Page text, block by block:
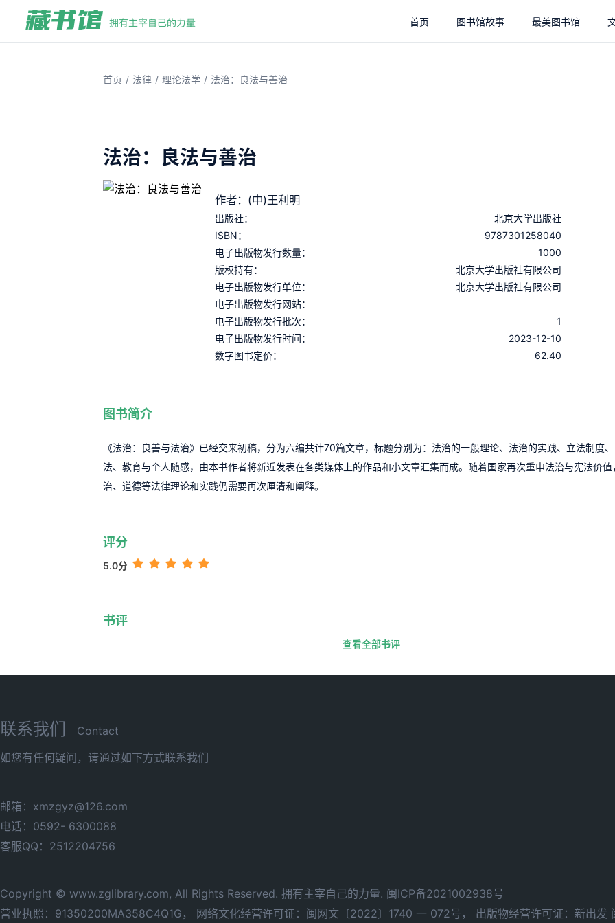
首页 图书馆故事 最美图书馆
首页 / 法律 / 理论法学 / 法治：良法与善治
法治：良法与善治
作者：(中)王利明
出版社：
北京大学出版社
ISBN：
9787301258040
电子出版物发行数量：
1000
版权持有：
北京大学出版社有限公司
电子出版物发行单位：
北京大学出版社有限公司
电子出版物发行网站：
电子出版物发行批次：
1
电子出版物发行时间：
2023-12-10
数字图书定价：
62.40
图书简介
《法治：良善与法治》已经交来初稿，分为六编共计70篇文章，标题分别为：法治的一般理论、法治的实践、立法制度
法、教育与个人随感，由本书作者将新近发表在各类媒体上的作品和小文章汇集而成。随着国家再次重申法治与宪法价值
治、道德等法律理论和实践仍需要再次厘清和阐释。
评分
5.0分
书评
查看全部书评
联系我们
Contact
如您有任何疑问，请通过如下方式联系我们
邮箱：xmzgyz@126.com
电话：0592- 6300088
客服QQ：2512204756
Copyright © www.zglibrary.com, All Rights Reserved. 拥有主宰自己的力量. 闽ICP备2021002938号
营业执照：91350200MA358C4Q1G，
网络文化经营许可证：闽网文〔2022〕1740 一 072号，
出版物经营许可证：新出发